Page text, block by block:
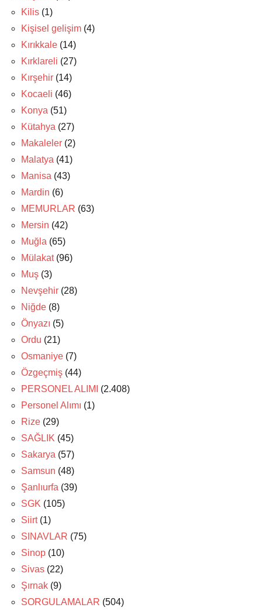
Kilis (1)
Kişisel gelişim (4)
Kırıkkale (14)
Kırklareli (27)
Kırşehir (14)
Kocaeli (46)
Konya (51)
Kütahya (27)
Makaleler (2)
Malatya (41)
Manisa (43)
Mardin (6)
MEMURLAR (63)
Mersin (42)
Muğla (65)
Mülakat(96)
Muş (3)
Nevşehir (28)
Niğde (8)
Önyazı (5)
Ordu (21)
Osmaniye (7)
Özgeçmiş (44)
PERSONEL ALIMI
(2.408)
Personel Alımı (1)
Rize (29)
SAĞLIK (45)
Sakarya (57)
Samsun (48)
Şanlıurfa (39)
SGK (105)
Siirt(1)
SINAVLAR (75)
Sinop (10)
Sivas (22)
Şırnak (9)
SORGULAMALAR (504)